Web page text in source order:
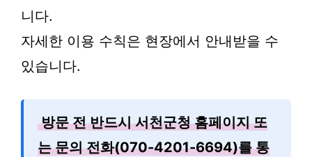
니다.
자세한 이용 수칙은 현장에서 안내받을 수
있습니다.
방문 전 반드시 서천군청 홈페이지 또
는 문의 전화(070-4201-6694)를 통